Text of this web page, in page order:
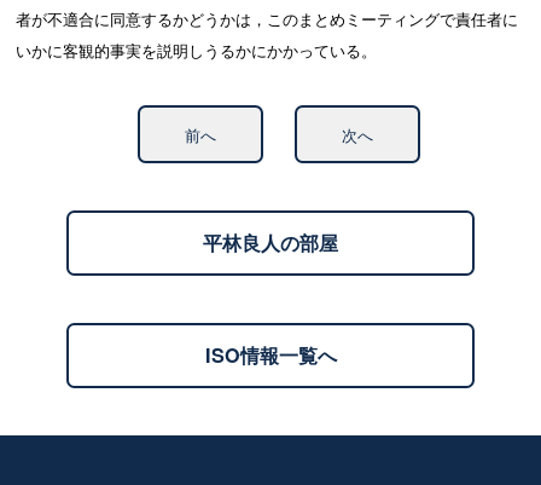
者が不適合に同意するかどうかは，このまとめミーティングで責任者に
いかに客観的事実を説明しうるかにかかっている。
前へ 次へ
平林良人の部屋
ISO情報一覧へ